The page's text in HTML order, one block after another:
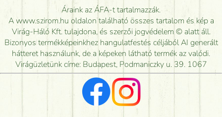
Meddig rendelhetek virágküldést úgy, hogy még ma
kiszállítsák?
Mennyire gyorsan tudják elkészíteni a csokrot, és
mikor tudják leghamarabb kiszállítani?
Vörös rózsát keresek, van önöknél?
Milyen visszajelzést kapok a virágküldésről?
Áraink az ÁFA-t tartalmazzák.
A www.szirom.hu oldalon található összes tartalom és kép a
Virág-Háló Kft. tulajdona, és szerzői jogvédelem © alatt áll.
Bizonyos termékképeinkhez hangulatfestés céljából AI generált
hátteret használunk, de a képeken látható termék az valódi.
Virágüzletünk címe: Budapest, Podmaniczky u. 39. 1067